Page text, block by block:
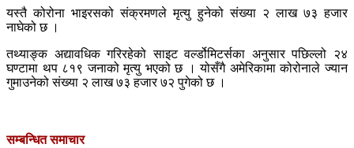
यस्तै कोरोना भाइरसको संक्रमणले मृत्यु हुनेको संख्या २ लाख ७३ हजार
नाघेको छ ।
तथ्याङ्क अद्यावधिक गरिरहेको साइट वर्ल्डोमिटर्सका अनुसार पछिल्लो २४
घण्टामा थप ८१९ जनाको मृत्यु भएको छ । योसँगै अमेरिकामा कोरोनाले ज्यान
गुमाउनेको संख्या २ लाख ७३ हजार ७२ पुगेको छ ।
सम्बन्धित समाचार